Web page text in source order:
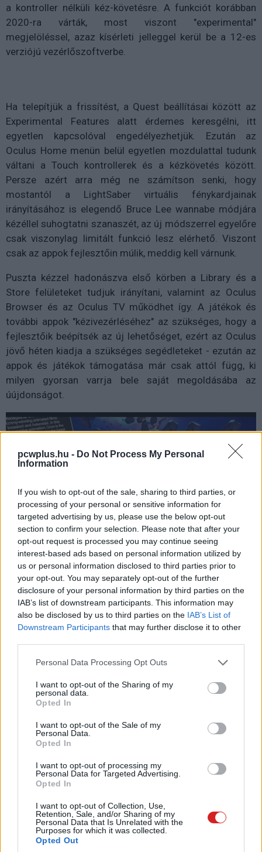
pcwplus.hu - Do Not Process My Personal
Information
If you wish to opt-out of the sale, sharing to third parties, or
processing of your personal or sensitive information for
targeted advertising by us, please use the below opt-out
section to confirm your selection. Please note that after your
opt-out request is processed you may continue seeing
interest-based ads based on personal information utilized by
us or personal information disclosed to third parties prior to
your opt-out. You may separately opt-out of the further
disclosure of your personal information by third parties on the
IAB’s list of downstream participants. This information may
also be disclosed by us to third parties on the IAB’s List of
Downstream Participants that may further disclose it to other
Please note that this website/app uses one or more Google
not limited to your visit or usage behaviour. You may click to
grant or deny consent to Google and its third-party tags to
use your data for below specified purposes in below Google
consent section.
Personal Data Processing Opt Outs
I want to opt-out of the Sharing of my
personal data.
Opted In
I want to opt-out of the Sale of my
Personal Data.
Opted In
I want to opt-out of processing my
Personal Data for Targeted Advertising.
Opted In
I want to opt-out of Collection, Use,
Retention, Sale, and/or Sharing of my
Personal Data that Is Unrelated with the
Purposes for which it was collected.
Opted Out
a kontroller nélküli kéz-követésre. A funkciót korábban
2020-ra várták, most viszont "experimental"
megjelöléssel, azaz kísérleti jelleggel kerül be a 12-es
verziójú vezérlőszoftverbe.
Ha telepítjük a frissítést, a Quest beállításai között az
Experimental Features alatt érdemes keresgélni, itt
egyetlen kapcsolóval engedélyezhetjük. Ezután az
Oculus Home menün belül egyetlen mozdulattal tudunk
váltani a Touch kontrollerek és a kézkövetés között.
Persze azért arra még ne számítson senki, hogy
mostantól a LightSaber virtuális fénykardjainak
irányításához is elegendő Bruce Lee wannabe módjára
kézéllel suhogtatni szanaszét, az új módszerrel egyelőre
csak viszonylag limitált funkció lesz elérhető. Viszont
csak az appok fejlesztőin múlik, meddig kell várnunk.
Puszta kézzel hadonászva első körben a Library és a
Store felületeket tudjuk irányítani, valamint az Oculus
Browser és az Oculus TV működhet így. A játékok és
további appok "kézivezérléséhez" az szükséges, hogy a
fejlesztőik beépítsék az új lehetőséget, ezért az Oculus
jövő héten kiadja a szükséges segédleteket - ezután az
appok és játékok támogatása már csak attól függ, ki
milyen gyorsan varrja bele saját megoldásába az
úújdonságot.
A további Oculus headsetekben szintén felesleges
keresgélni a kézkövetést ehhez ugyanis a vezeték nélküli
Quest speciális kameráira és szenzoraira van szükség. A
cég szerint a kezek térbeli helyzetének és mozgásának
meg (a használat során elvileg egyre pontosabban) a két
kezet egymástól és a környezet egyéb elemeitől. A
fejlesztési dokumentációk szerint a végeredmény olyan
pontos is lehet, hogy akár a Touch kontrollereknél is
jobban követhetőek a kézmozdulatok, akár az egyes
ujjak különálló érzékeléséig, tehát lassan eljöhetnek azok
környezetben is pont úgy használhatjuk, ahogy a
valóságban. A fenti videón is látszik, hogy egyes
húzom" mozdulattal lehet kezelni, és a művelet láthatóan
simán fut.